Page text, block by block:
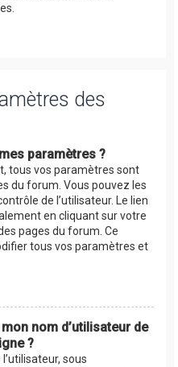
des
paramètres ?
tous vos paramètres sont
du forum. Vous pouvez les
de l’utilisateur. Le lien
en cliquant sur votre
pages du forum. Ce
tous vos paramètres et
nom d’utilisateur de
?
sous